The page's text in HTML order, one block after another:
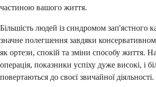
частиною вашого життя.
Більшість людей із синдромом зап'ястного
значне полегшення завдяки
як ортези, спокій та зміни способу життя.
операція, показники успіху дуже високі, і
повертаються до своєї звичайної діяльності.